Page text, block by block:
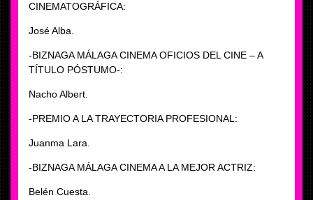
CINEMATOGRÁFICA:
José Alba.
-BIZNAGA MÁLAGA CINEMA OFICIOS DEL CINE – A
TÍTULO PÓSTUMO-:
Nacho Albert.
-PREMIO A LA TRAYECTORIA PROFESIONAL:
Juanma Lara.
-BIZNAGA MÁLAGA CINEMA A LA MEJOR ACTRIZ:
Belén Cuesta.